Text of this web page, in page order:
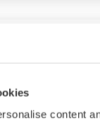
content